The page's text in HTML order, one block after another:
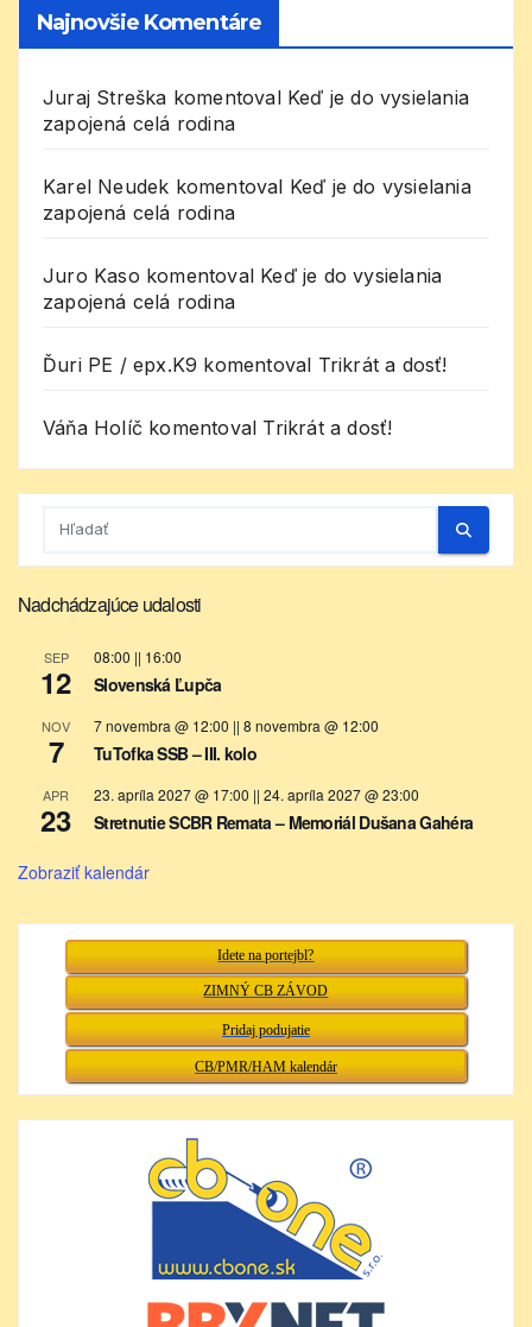
Najnovšie Komentáre
Juraj Streška komentoval Keď je do vysielania
zapojená celá rodina
Karel Neudek komentoval Keď je do vysielania
zapojená celá rodina
Juro Kaso komentoval Keď je do vysielania
zapojená celá rodina
Ďuri PE / epx.K9 komentoval Trikrát a dosť!
Váňa Holíč komentoval Trikrát a dosť!
Nadchádzajúce udalosti
SEP
12
08:00 || 16:00
Slovenská Ľupča
NOV
7
7 novembra @ 12:00 || 8 novembra @ 12:00
TuTofka SSB – III. kolo
APR
23
23. apríla 2027 @ 17:00 || 24. apríla 2027 @ 23:00
Stretnutie SCBR Remata – Memoriál Dušana Gahéra
Zobraziť kalendár
Idete na portejbl?
ZIMNÝ CB ZÁVOD
Pridaj podujatie
CB/PMR/HAM kalendár